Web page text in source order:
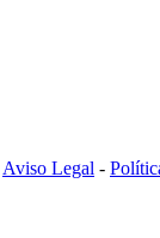
Aviso Legal -